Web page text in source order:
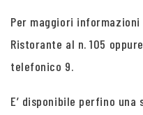
Per maggiori
Ristorante al n. 105
telefonico 9.
E’ disponibile perfino